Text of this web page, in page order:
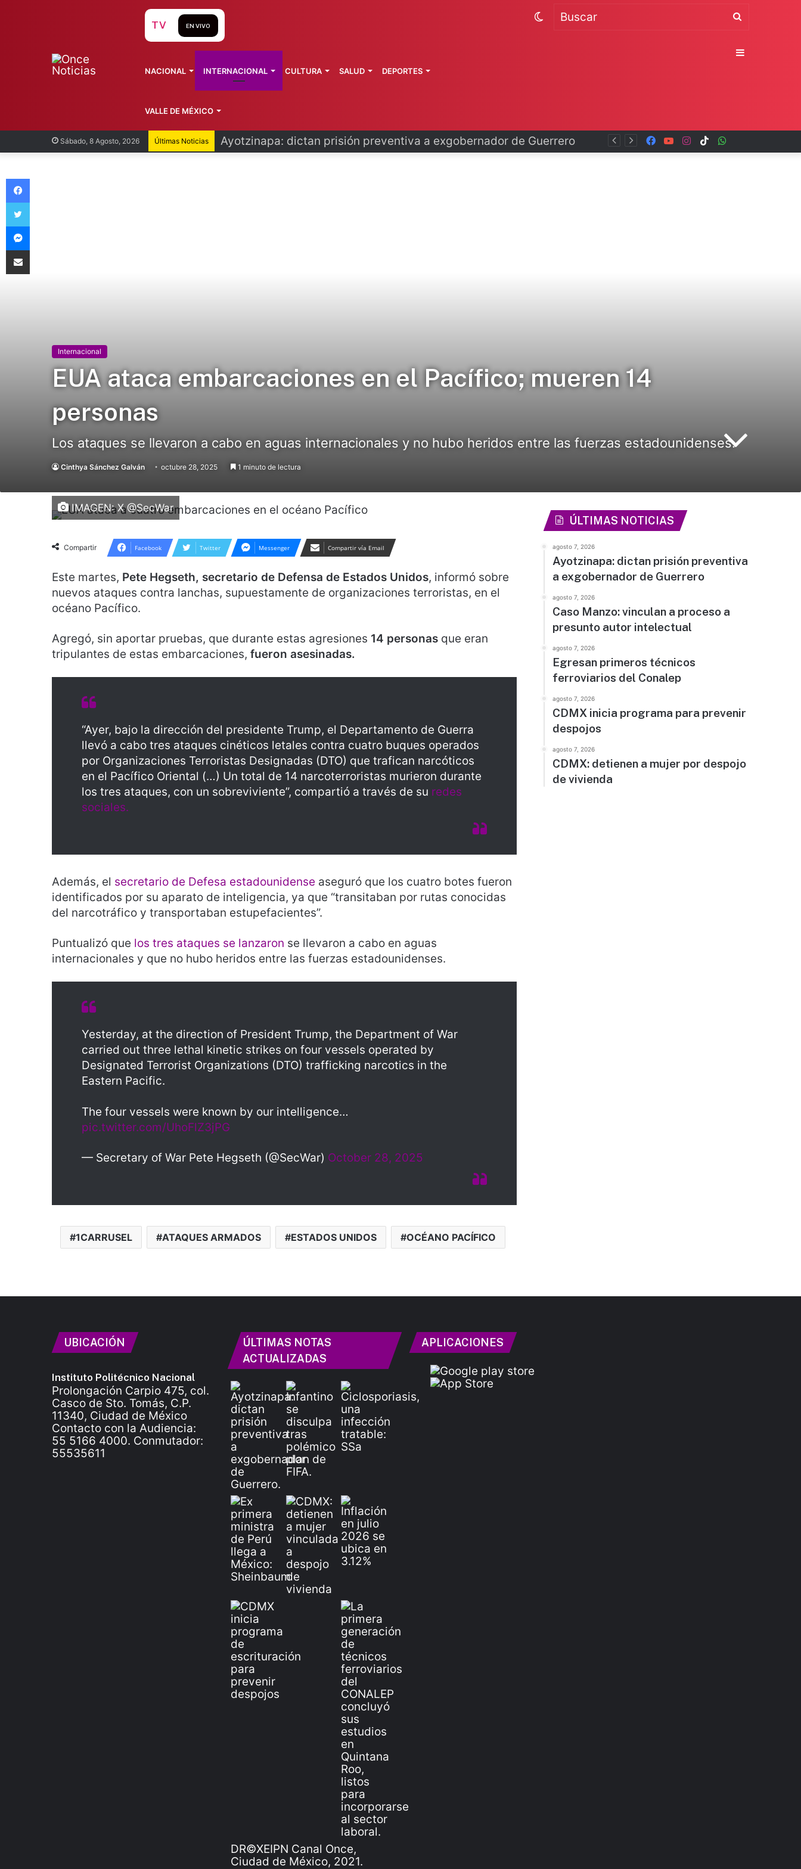
Sábado, 8 Agosto, 2026 Últimas Noticias Infantino se disculpa tras polémico plan de FIFA TikTok
Instagram
YouTube
Facebook
TV EN VIVO
NACIONAL INTERNACIONAL CULTURA SALUD DEPORTES
VALLE DE MÉXICO
Buscar
Switch
Sidebar
Internacional
EUA ataca embarcaciones en el Pacífico; mueren 14
personas
Los ataques se llevaron a cabo en aguas internacionales y no hubo heridos entre las fuerzas estadounidenses.
Cinthya Sánchez Galván octubre 28, 2025 1 minuto de lectura
IMAGEN: X @SecWar
Compartir Facebook Twitter Messenger Compartir vía Email
Este martes, Pete Hegseth, secretario de Defensa de Estados Unidos, informó sobre
nuevos ataques contra lanchas, supuestamente de organizaciones terroristas, en el
océano Pacífico.
Agregó, sin aportar pruebas, que durante estas agresiones 14 personas que eran
tripulantes de estas embarcaciones, fueron asesinadas.
“Ayer, bajo la dirección del presidente Trump, el Departamento de Guerra
llevó a cabo tres ataques cinéticos letales contra cuatro buques operados
por Organizaciones Terroristas Designadas (DTO) que trafican narcóticos
en el Pacífico Oriental (…) Un total de 14 narcoterroristas murieron durante
los tres ataques, con un sobreviviente”, compartió a través de su redes
sociales.
Además, el secretario de Defesa estadounidense aseguró que los cuatro botes fueron
identificados por su aparato de inteligencia, ya que “transitaban por rutas conocidas
del narcotráfico y transportaban estupefacientes”.
Puntualizó que los tres ataques se lanzaron se llevaron a cabo en aguas
internacionales y que no hubo heridos entre las fuerzas estadounidenses.
Yesterday, at the direction of President Trump, the Department of War
carried out three lethal kinetic strikes on four vessels operated by
Designated Terrorist Organizations (DTO) trafficking narcotics in the
Eastern Pacific.
The four vessels were known by our intelligence…
pic.twitter.com/UhoFlZ3jPG
— Secretary of War Pete Hegseth (@SecWar) October 28, 2025
1CARRUSEL ATAQUES ARMADOS ESTADOS UNIDOS OCÉANO PACÍFICO
ÚLTIMAS NOTICIAS
agosto 7, 2026
Ayotzinapa: dictan prisión preventiva
a exgobernador de Guerrero
agosto 7, 2026
Caso Manzo: vinculan a proceso a
presunto autor intelectual
agosto 7, 2026
Egresan primeros técnicos
ferroviarios del Conalep
agosto 7, 2026
CDMX inicia programa para prevenir
despojos
agosto 7, 2026
CDMX: detienen a mujer por despojo
de vivienda
UBICACIÓN
Instituto Politécnico Nacional
Prolongación Carpio 475, col.
Casco de Sto. Tomás, C.P.
11340, Ciudad de México
Contacto con la Audiencia:
55 5166 4000. Conmutador:
55535611
ÚLTIMAS NOTAS
ACTUALIZADAS
DR©XEIPN Canal Once,
Ciudad de México, 2021.
APLICACIONES
Facebook
Twitter
Messenger
Compartir vía Email